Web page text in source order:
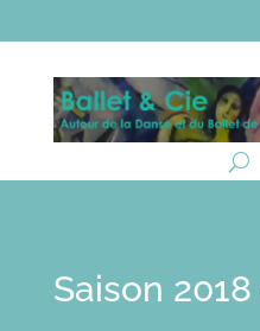
Saison